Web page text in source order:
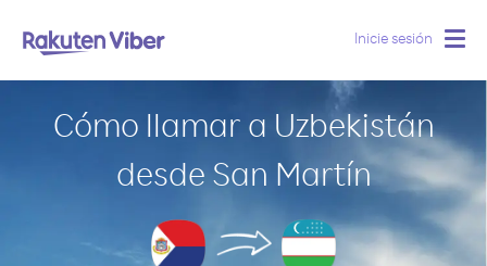
Inicie sesión
Cómo llamar a Uzbekistán
desde San Martín